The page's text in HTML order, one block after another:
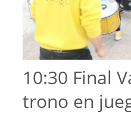
10:30 Final
trono en